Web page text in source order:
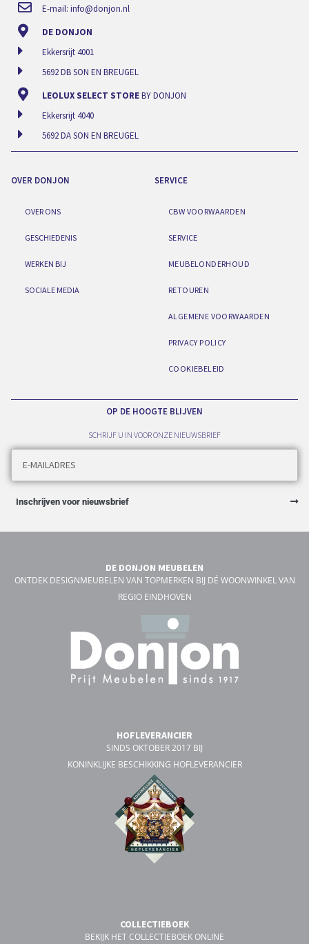
E-mail: info@donjon.nl
DE DONJON
Ekkersrijt 4001
5692 DB SON EN BREUGEL
LEOLUX SELECT STOREBY DONJON
Ekkersrijt 4040
5692 DA SON EN BREUGEL
OVER DONJON
OVER ONS
GESCHIEDENIS
WERKEN BIJ
SOCIALE MEDIA
SERVICE
CBW VOORWAARDEN
SERVICE
MEUBELONDERHOUD
RETOUREN
ALGEMENE VOORWAARDEN
PRIVACY POLICY
COOKIEBELEID
OP DE HOOGTE BLIJVEN
SCHRIJF U IN VOOR ONZE NIEUWSBRIEF
Inschrijven voor nieuwsbrief
DE DONJON MEUBELEN
ONTDEK DESIGNMEUBELEN VAN TOPMERKEN BIJ DÉ WOONWINKEL VAN
REGIO EINDHOVEN
HOFLEVERANCIER
SINDS OKTOBER 2017 BIJ
KONINKLIJKE BESCHIKKING HOFLEVERANCIER
COLLECTIEBOEK
BEKIJK HET COLLECTIEBOEK ONLINE